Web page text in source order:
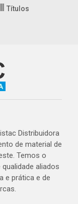
Títulos
Distribuidora
de material de
Temos o
aliados
e prática e de